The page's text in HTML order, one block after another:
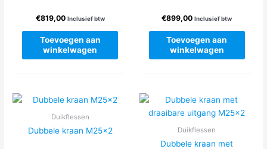
€819,00 Inclusief btw
Toevoegen aan
winkelwagen
€899,00 Inclusief btw
Toevoegen aan
winkelwagen
Duikflessen
Dubbele kraan M25x2 Duikflessen
Dubbele kraan met